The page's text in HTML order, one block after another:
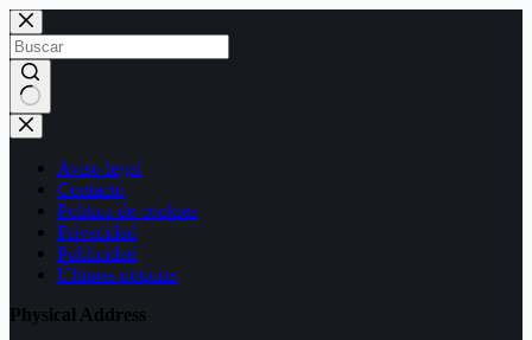
Saltar
al
contenido
Sin
resultados
Aviso legal
Contacto
Política de cookies
Privacidad
Publicidad
Últimas noticias
Physical Address